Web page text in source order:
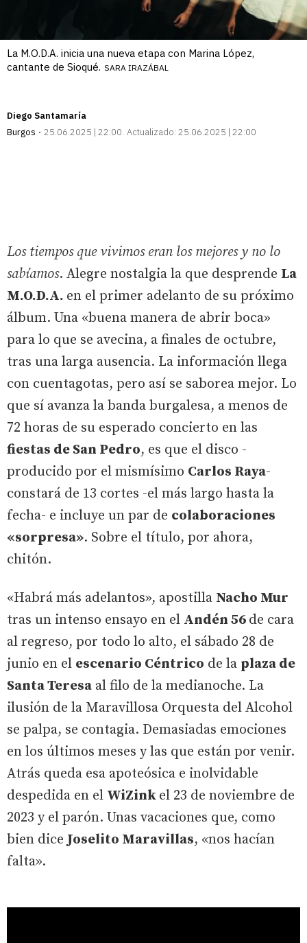
La M.O.D.A. inicia una nueva etapa con Marina López,
cantante de Sioqué. SARA IRAZÁBAL
Diego Santamaría
Burgos
25.06.2025 | 22:00 Actualizado: 25.06.2025 | 22:00
Los tiempos que vivimos eran los mejores y no lo
sabíamos. Alegre nostalgia la que desprende La
M.O.D.A. en el primer adelanto de su próximo
álbum. Una «buena manera de abrir boca»
para lo que se avecina, a finales de octubre,
tras una larga ausencia. La información llega
con cuentagotas, pero así se saborea mejor. Lo
que sí avanza la banda burgalesa, a menos de
72 horas de su esperado concierto en las
fiestas de San Pedro, es que el disco -
producido por el mismísimo Carlos Raya-
constará de 13 cortes -el más largo hasta la
fecha- e incluye un par de colaboraciones
«sorpresa». Sobre el título, por ahora,
chitón.
«Habrá más adelantos», apostilla Nacho Mur
tras un intenso ensayo en el Andén 56 de cara
al regreso, por todo lo alto, el sábado 28 de
junio en el escenario Céntrico de la plaza de
Santa Teresa al filo de la medianoche. La
ilusión de la Maravillosa Orquesta del Alcohol
se palpa, se contagia. Demasiadas emociones
en los últimos meses y las que están por venir.
Atrás queda esa apoteósica e inolvidable
despedida en el WiZink el 23 de noviembre de
2023 y el parón. Unas vacaciones que, como
bien dice Joselito Maravillas, «nos hacían
falta».